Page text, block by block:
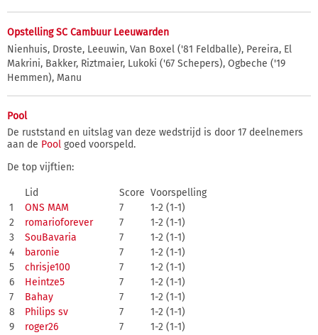
Opstelling SC Cambuur Leeuwarden
Nienhuis, Droste, Leeuwin, Van Boxel ('81 Feldballe), Pereira, El
Makrini, Bakker, Riztmaier, Lukoki ('67 Schepers), Ogbeche ('19
Hemmen), Manu
Pool
De ruststand en uitslag van deze wedstrijd is door 17 deelnemers
aan de Pool goed voorspeld.
De top vijftien:
Lid Score Voorspelling
1
ONS MAM 7
1-2 (1-1)
2
romarioforever 7
1-2 (1-1)
3
SouBavaria 7
1-2 (1-1)
4
baronie 7
1-2 (1-1)
5
chrisje100 7
1-2 (1-1)
6
Heintze5 7
1-2 (1-1)
7
Bahay 7
1-2 (1-1)
8
Philips sv 7
1-2 (1-1)
9
roger26 7
1-2 (1-1)